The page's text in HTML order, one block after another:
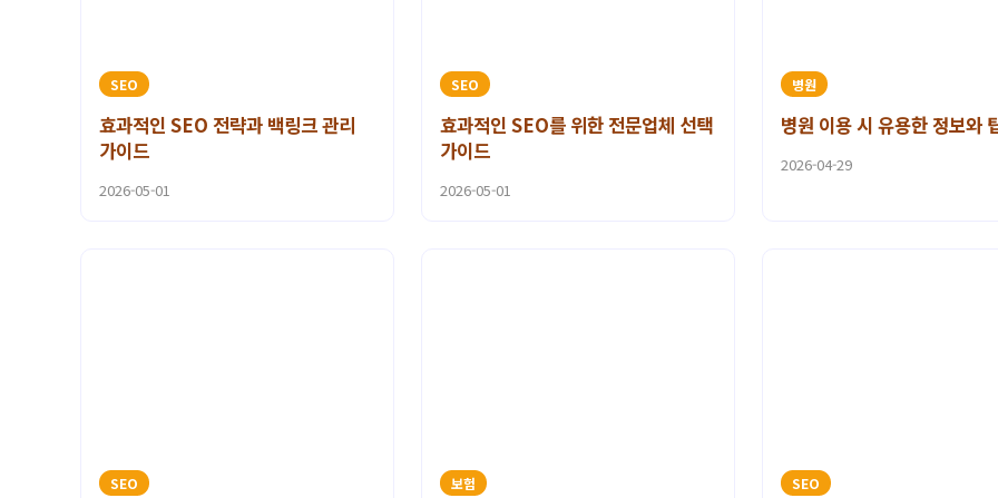
SEO
효과적인 SEO 전략과 백링크 관리
가이드
2026-05-01
SEO
효과적인 SEO를 위한 전문업체 선택
가이드
2026-05-01
병원
병원 이용 시 유용한 정보와
2026-04-29
SEO 보험 SEO